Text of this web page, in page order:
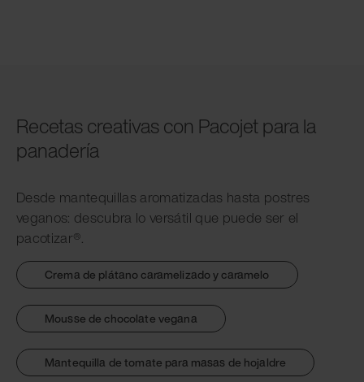
Recetas creativas con Pacojet para la
panadería
Desde mantequillas aromatizadas hasta postres
veganos: descubra lo versátil que puede ser el
pacotizar®.
Crema de plátano caramelizado y caramelo
Mousse de chocolate vegana
Mantequilla de tomate para masas de hojaldre